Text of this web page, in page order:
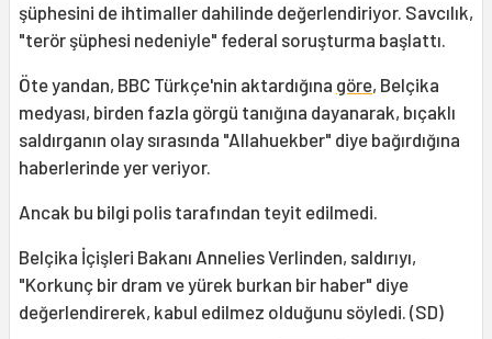
şüphesini de ihtimaller dahilinde değerlendiriyor. Savcılık,
"terör şüphesi nedeniyle" federal soruşturma başlattı.
Öte yandan, BBC Türkçe'nin aktardığına göre, Belçika
medyası, birden fazla görgü tanığına dayanarak, bıçaklı
saldırganın olay sırasında "Allahuekber" diye bağırdığına
haberlerinde yer veriyor.
Ancak bu bilgi polis tarafından teyit edilmedi.
Belçika İçişleri Bakanı Annelies Verlinden, saldırıyı,
"Korkunç bir dram ve yürek burkan bir haber" diye
değerlendirerek, kabul edilmez olduğunu söyledi. (SD)